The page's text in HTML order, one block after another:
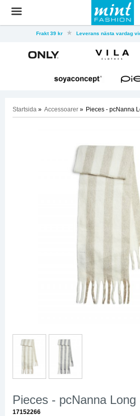
Frakt 39 kr Leverans nästa vardag
Startsida » Accessoarer » Pieces - pcNanna
Pieces - pcNanna Long
17152266